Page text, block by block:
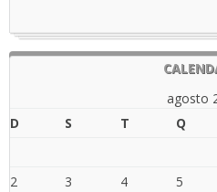
agosto
D
S T Q
2
3 4 5